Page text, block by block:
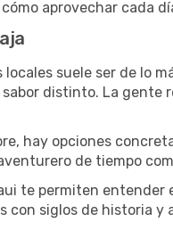
aprovechar cada
suele ser de lo
distinto. La
hay opciones
de tiempo
te permiten
con siglos de historia